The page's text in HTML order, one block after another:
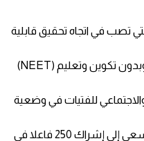
تصب في اتجاه تحقيق قابلية
واعتبر أن تحقيق قابلية الشباب للشغل، باعتبارها الإشكالية الأولى التي تواجه هذه الفئة، تعني مزيدا من الاستقرار والاندماج الاجتماعي، مؤكدا أن النهوض بوضعية الفتيات بدون شغل وبدون تكوين وتعليم (NEET)
للفتيات في وضعية
وقال إن هذا البرنامج الذي يمثل نموذجا للتعاون بين المغرب وإسبانيا إلى جانب صندوق الأمم المتحدة للسكان، سيتم تمويله من قبل إسبانيا بقيمة 7 ملايين درهم، مضيفا أن البرنامج يسعى إلى إشراك 250 فاعلا في